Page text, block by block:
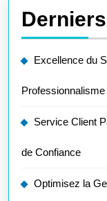
Excellence du
Service Client
de Confiance
Optimisez la